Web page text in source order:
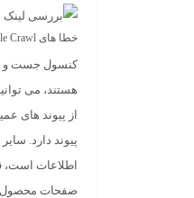
خطا های Google Crawl را بررسی کنید.
هستند، می توانید اطمینان
از پیوند های
پیوند دارد.
اطلاعات است،
صفحات محصول